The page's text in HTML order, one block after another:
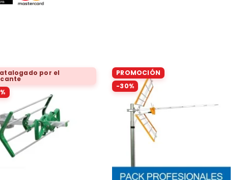
por el
PROMOCIÓN
-30%